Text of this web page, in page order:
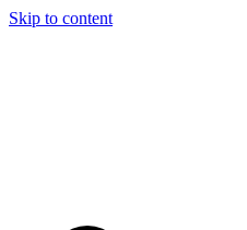
Skip to content